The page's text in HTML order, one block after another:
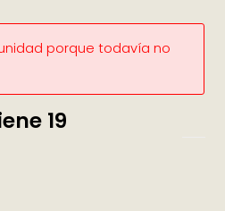
porque todavía no
19